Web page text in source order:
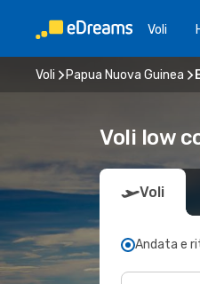
Voli
Voli Papua Nuova Guinea
Voli low
Voli
Andata e